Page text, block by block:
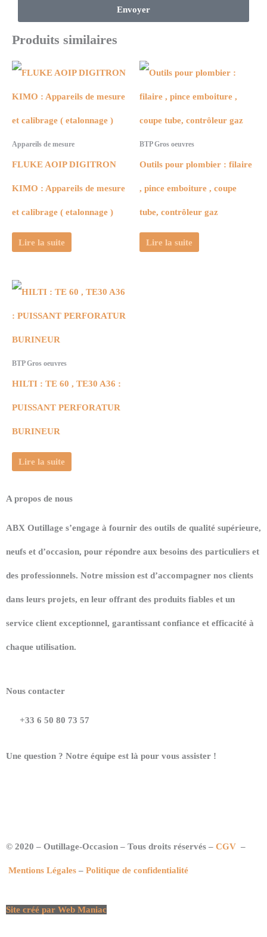
Envoyer
Produits similaires
Appareils de mesure
FLUKE AOIP DIGITRON
KIMO : Appareils de mesure
et calibrage ( etalonnage )
Lire la suite
BTP Gros oeuvres
Outils pour plombier : filaire
, pince emboiture , coupe
tube, contrôleur gaz
Lire la suite
BTP Gros oeuvres
HILTI : TE 60 , TE30 A36 :
PUISSANT PERFORATUR
BURINEUR
Lire la suite
A propos de nous
ABX Outillage s’engage à fournir des outils de qualité supérieure,
neufs et d’occasion, pour répondre aux besoins des particuliers et
des professionnels. Notre mission est d’accompagner nos clients
dans leurs projets, en leur offrant des produits fiables et un
service client exceptionnel, garantissant confiance et efficacité à
chaque utilisation.
Nous contacter
+33 6 50 80 73 57
Une question ? Notre équipe est là pour vous assister !
© 2020 – Outillage-Occasion – Tous droits réservés – CGV –
Mentions Légales – Politique de confidentialité
Site créé par Web Maniac